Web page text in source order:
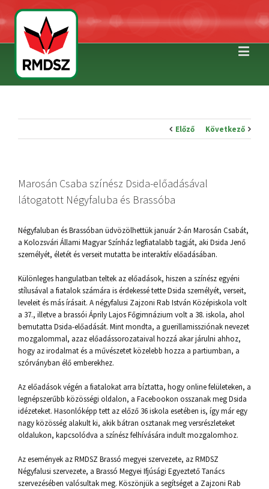
Előző Következő
Marosán Csaba színész Dsida-előadásával
látogatott Négyfaluba és Brassóba
Négyfaluban és Brassóban üdvözölhettük január 2-án Marosán Csabát,
a Kolozsvári Állami Magyar Színház legfiatalabb tagját, aki Dsida Jenő
személyét, életét és verseit mutatta be interaktív előadásában.
Különleges hangulatban teltek az előadások, hiszen a színész egyéni
stílusával a fiatalok számára is érdekessé tette Dsida személyét, verseit,
leveleit és más írásait. A négyfalusi Zajzoni Rab István Középiskola volt
a 37., illetve a brassói Áprily Lajos Főgimnázium volt a 38. iskola, ahol
bemutatta Dsida-előadását. Mint mondta, a guerillamissziónak nevezet
mozgalommal, azaz előadássorozataival hozzá akar járulni ahhoz,
hogy az irodalmat és a művészetet közelebb hozza a partiumban, a
szórványban élő emberekhez.
Az előadások végén a fiatalokat arra bíztatta, hogy online felületeken, a
legnépszerűbb közösségi oldalon, a Facebookon osszanak meg Dsida
idézeteket. Hasonlóképp tett az előző 36 iskola esetében is, így már egy
nagy közösség alakult ki, akik bátran osztanak meg versrészleteket
oldalukon, kapcsolódva a színész felhívására indult mozgalomhoz.
Az események az RMDSZ Brassó megyei szervezete, az RMDSZ
Négyfalusi szervezete, a Brassó Megyei Ifjúsági Egyeztető Tanács
szervezésében valósultak meg. Köszönjük a segítséget a Zajzoni Rab